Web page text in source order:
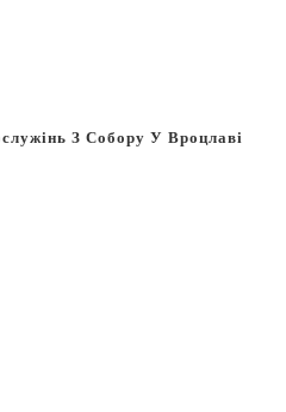
З Собору У Вроцлаві